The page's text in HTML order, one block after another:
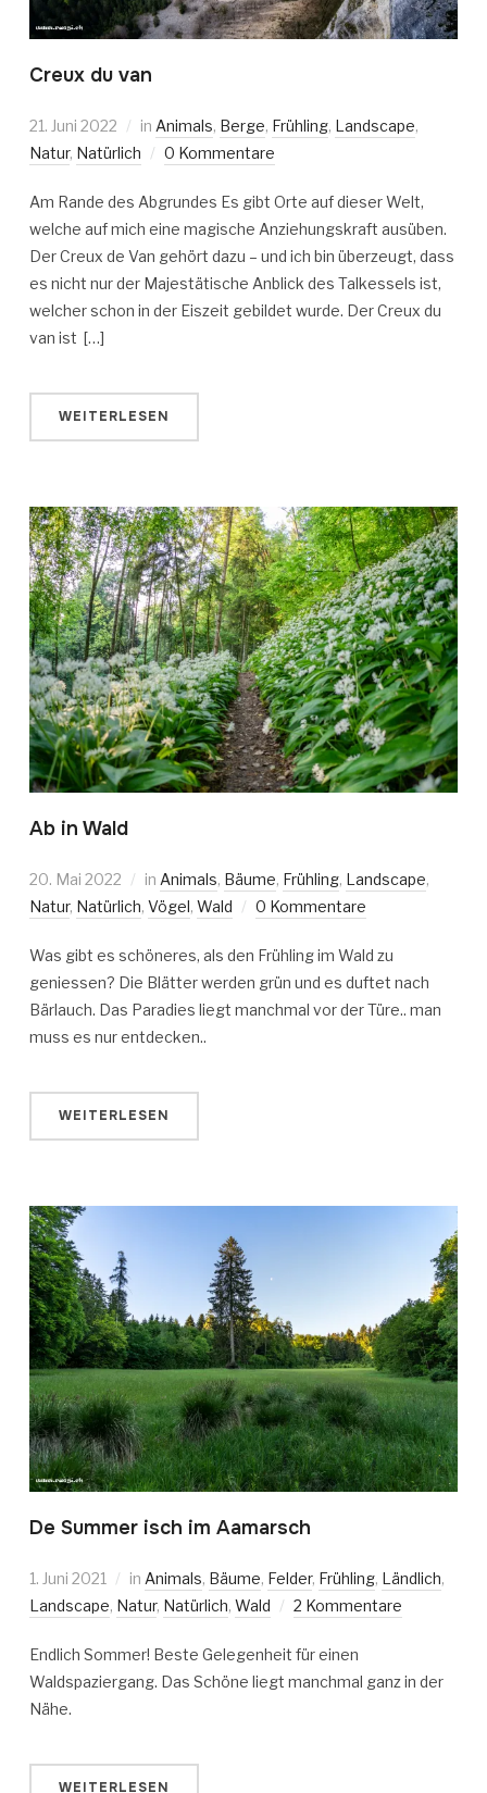
Creux du van
21. Juni 2022 in Animals, Berge, Frühling, Landscape,
Natur, Natürlich 0 Kommentare
Am Rande des Abgrundes Es gibt Orte auf dieser Welt,
welche auf mich eine magische Anziehungskraft ausüben.
Der Creux de Van gehört dazu – und ich bin überzeugt, dass
es nicht nur der Majestätische Anblick des Talkessels ist,
welcher schon in der Eiszeit gebildet wurde. Der Creux du
van ist […]
WEITERLESEN
Ab in Wald
20. Mai 2022 in Animals, Bäume, Frühling, Landscape,
Natur, Natürlich, Vögel, Wald 0 Kommentare
Was gibt es schöneres, als den Frühling im Wald zu
geniessen? Die Blätter werden grün und es duftet nach
Bärlauch. Das Paradies liegt manchmal vor der Türe.. man
muss es nur entdecken..
WEITERLESEN
De Summer isch im Aamarsch
1. Juni 2021 in Animals, Bäume, Felder, Frühling, Ländlich,
Landscape, Natur, Natürlich, Wald 2 Kommentare
Endlich Sommer! Beste Gelegenheit für einen
Waldspaziergang. Das Schöne liegt manchmal ganz in der
Nähe.
WEITERLESEN